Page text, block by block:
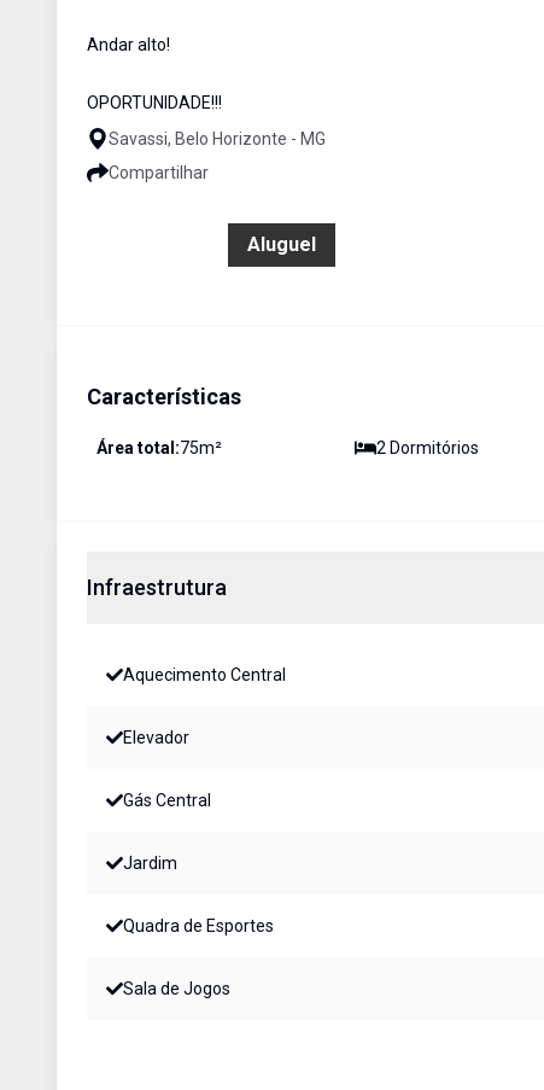
Andar alto!
OPORTUNIDADE!!!
Savassi, Belo Horizonte - MG
Compartilhar
Aluguel
Características
Área total:75m² 2 Dormitórios
Infraestrutura
Aquecimento Central
Elevador
Gás Central
Jardim
Quadra de Esportes
Sala de Jogos